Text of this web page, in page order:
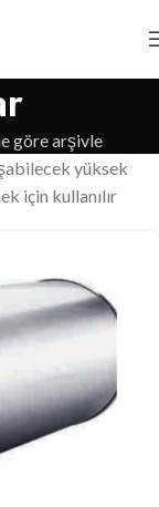
göre arşivle
yüksek
için kullanılır